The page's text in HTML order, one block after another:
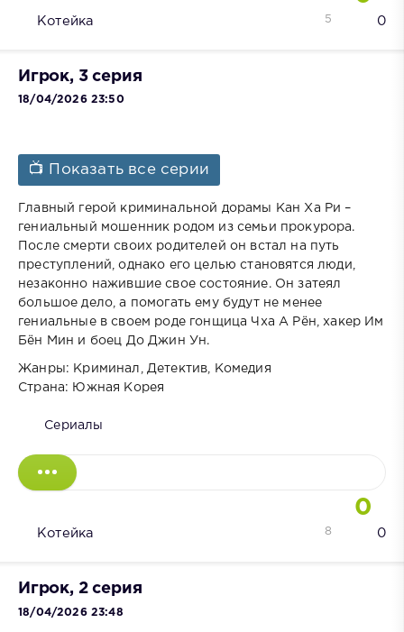
Котейка 0
5
Игрок, 3 серия
18/04/2026 23:50
📺 Показать все серии
Главный герой криминальной дорамы Кан Ха Ри –
гениальный мошенник родом из семьи прокурора.
После смерти своих родителей он встал на путь
преступлений, однако его целью становятся люди,
незаконно нажившие свое состояние. Он затеял
большое дело, а помогать ему будут не менее
гениальные в своем роде гонщица Чха А Рён, хакер Им
Бён Мин и боец До Джин Ун.
Жанры: Криминал, Детектив, Комедия
Страна: Южная Корея
Сериалы
0
Котейка 0
8
Игрок, 2 серия
18/04/2026 23:48